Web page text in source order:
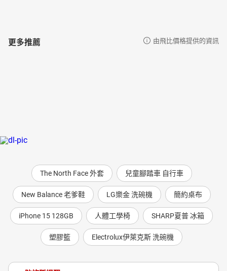
更多推薦 由飛比價格提供的資訊
The North Face 外套 兒童腳踏車 自行車
New Balance 老爹鞋 LG樂金 洗碗機 簡約桌布
iPhone 15 128GB 人體工學椅 SHARP夏普 冰箱
塑膠籃 Electrolux伊萊克斯 洗碗機